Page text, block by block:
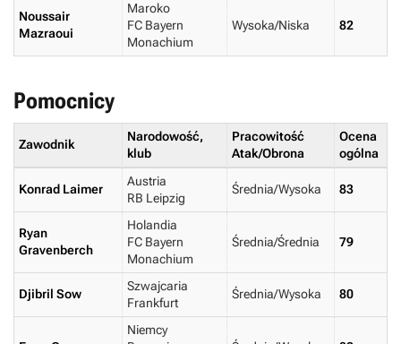
Noussair
Mazraoui
Maroko
FC Bayern
Monachium
Wysoka/Niska 82
Pomocnicy
Zawodnik
Narodowość,
klub
Pracowitość
Atak/Obrona
Ocena
ogólna
Konrad Laimer
Austria
RB Leipzig
Średnia/Wysoka 83
Ryan
Gravenberch
Holandia
FC Bayern
Monachium
Średnia/Średnia 79
Djibril Sow
Szwajcaria
Frankfurt
Średnia/Wysoka 80
Niemcy